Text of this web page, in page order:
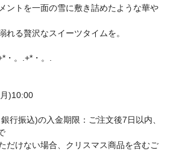
ントを一面の雪に敷き詰めたような華や
れる贅沢なスイーツタイムを。
・。.+*・。.
)10:00
行振込)の入金期限：ご注文後7日以内、
だけない場合、クリスマス商品を含むご